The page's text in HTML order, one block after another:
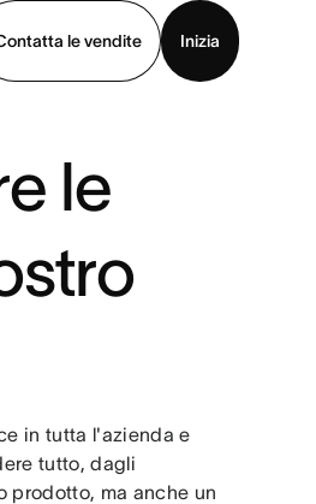
le vendite
Inizia
le
in tutta l'azienda e
tutto, dagli
prodotto, ma anche un